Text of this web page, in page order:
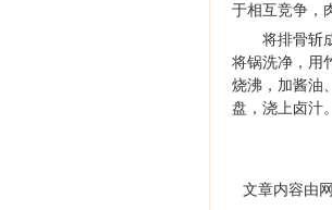
于相互竞争，
将排骨斩
将锅洗净，用
烧沸，加酱油
盘，浇上卤汁。
文章内容由